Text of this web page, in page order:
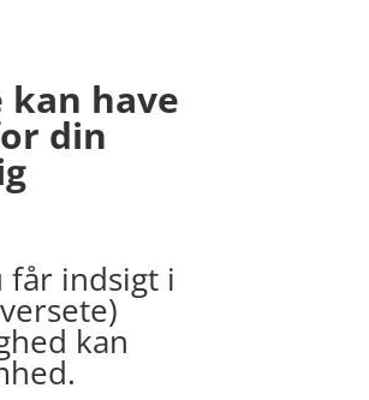
kan have
din
får indsigt i
kan